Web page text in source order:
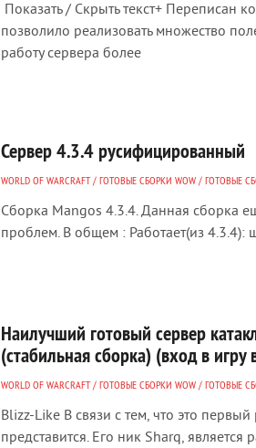
Показать / Скрыть текст+ Переписан
позволило реализовать множество
работу сервера более
Сервер 4.3.4 русифицированный
WORLD OF WARCRAFT/ ГОТОВЫЕ СБОРКИ WOW / ГОТОВЫЕ
Сборка Mangos 4.3.4. Данная сборка
проблем. В общем : Работает(из 4.3.4):
Наилучший готовый сервер
(стабильная сборка) (вход в
WORLD OF WARCRAFT/ ГОТОВЫЕ СБОРКИ WOW / ГОТОВЫЕ
Blizz-Like В связи с тем, что это
представится. Его ник Sharq, является